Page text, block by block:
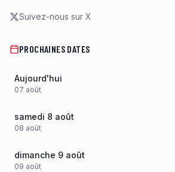
Suivez-nous sur X
PROCHAINES DATES
Aujourd'hui
07 août
samedi 8 août
08 août
dimanche 9 août
09 août